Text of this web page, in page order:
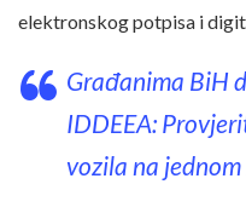
elektronskog potpisa i
Građanima BiH
IDDEEA:
vozila na